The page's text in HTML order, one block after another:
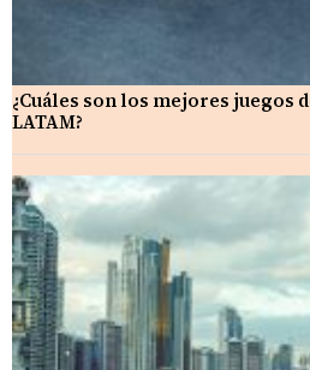
¿Cuáles son los mejores juegos
LATAM?